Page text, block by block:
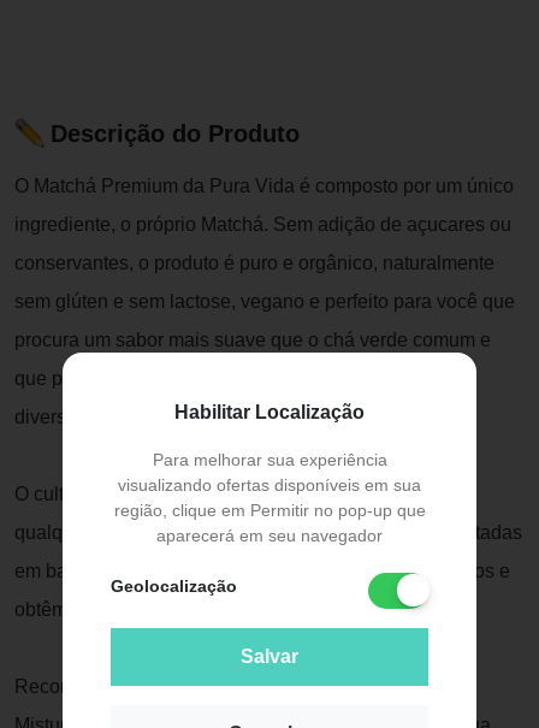
Habilitar Localização
Para melhorar sua experiência
visualizando ofertas disponíveis em sua
região, clique em Permitir no pop-up que
aparecerá em seu navegador
Geolocalização
Salvar
Descrição do Produto
O Matchá Premium da Pura Vida é composto por um único
ingrediente, o próprio Matchá. Sem adição de açucares ou
conservantes, o produto é puro e orgânico, naturalmente
sem glúten e sem lactose, vegano e perfeito para você que
procura um sabor mais suave que o chá verde comum e
que pode ser consumido a qualquer hora do dia em
diversas preparações, não somente como bebida.
O cultivo da folha do matchá é feito na sombra e sem
qualquer procedimento químico, as folhas são desidratadas
em baixa temperatura, o caule a as fibras são removidos e
obtêm-se o pó fino, solúvel e aromático.
Recomendação de consumo: